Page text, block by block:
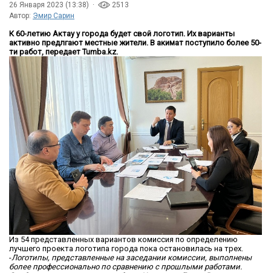
26 Января 2023 (13:38) ·
2513
Автор: Эмир Сарин
К 60-летию Актау у города будет свой логотип. Их варианты
активно предлгают местные жители. В акимат поступило более 50-
ти работ, передает Tumba.kz.
Из 54 представленных вариантов комиссия по определению
лучшего проекта логотипа города пока остановилась на трех.
-Логотипы, представленные на заседании комиссии, выполнены
более профессионально по сравнению с прошлыми работами.